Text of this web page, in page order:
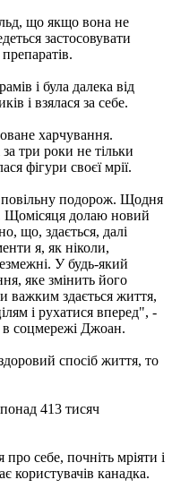
що якщо вона не
застосовувати
і була далека від
і взялася за себе.
харчування.
три роки не тільки
фігури своєї мрії.
подорож. Щодня
Щомісяця долаю новий
що, здається, далі
я, як ніколи,
У будь-який
яке змінить його
важким здається життя,
і рухатися вперед", -
соцмережі Джоан.
спосіб життя, то
413 тисяч
себе, почніть мріяти і
користувачів канадка.